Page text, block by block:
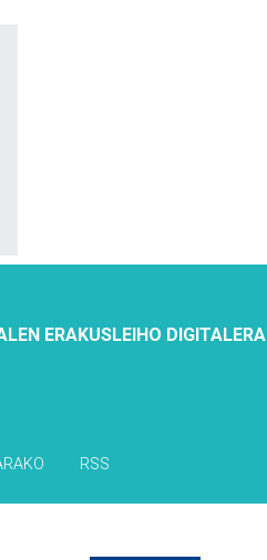
ERAKUSLEIHO DIGITALERA
RSS